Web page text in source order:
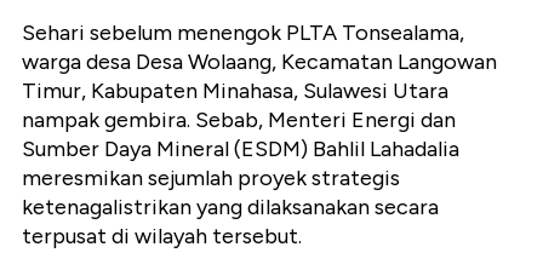
Sehari sebelum menengok PLTA Tonsealama,
warga desa Desa Wolaang, Kecamatan Langowan
Timur, Kabupaten Minahasa, Sulawesi Utara
nampak gembira. Sebab, Menteri Energi dan
Sumber Daya Mineral (ESDM) Bahlil Lahadalia
meresmikan sejumlah proyek strategis
ketenagalistrikan yang dilaksanakan secara
terpusat di wilayah tersebut.